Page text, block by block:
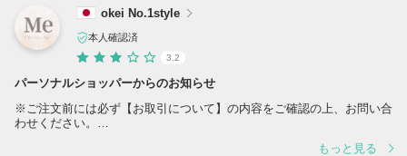
okei No.1style
本人確認済
3.2
パーソナルショッパーからのお知らせ
※ご注文前には必ず【お取引について】の内容をご確認の上、お問い合
わせください。
もっと見る